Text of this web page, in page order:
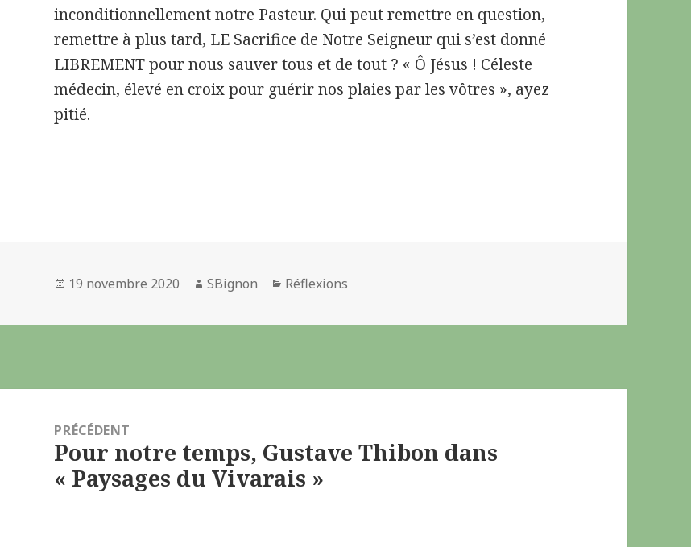
inconditionnellement notre Pasteur. Qui peut remettre en question,
remettre à plus tard, LE Sacrifice de Notre Seigneur qui s’est donné
LIBREMENT pour nous sauver tous et de tout ? « Ô Jésus ! Céleste
médecin, élevé en croix pour guérir nos plaies par les vôtres », ayez
pitié.
Publié
19 novembre 2020 Auteur
SBignon Catégories
Réflexions
l’article
PRÉCÉDENT
Article
précédent :
Pour notre temps, Gustave Thibon dans
« Paysages du Vivarais »